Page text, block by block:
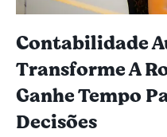
Contabilidade
Transforme A
Ganhe Tempo
Decisões